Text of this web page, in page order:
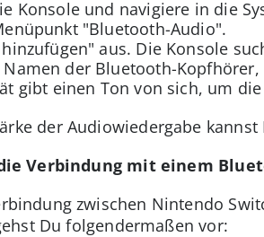
Konsole und navigiere in die
"Bluetooth-Audio".
aus. Die Konsole
Namen der Bluetooth-
gibt einen Ton von sich, um
der Audiowiedergabe
Verbindung mit einem
zwischen Nintendo
Du folgendermaßen vor: